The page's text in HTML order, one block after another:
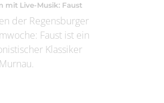
mit Live-Musik: Faust
der Regensburger
Faust ist ein
Klassiker